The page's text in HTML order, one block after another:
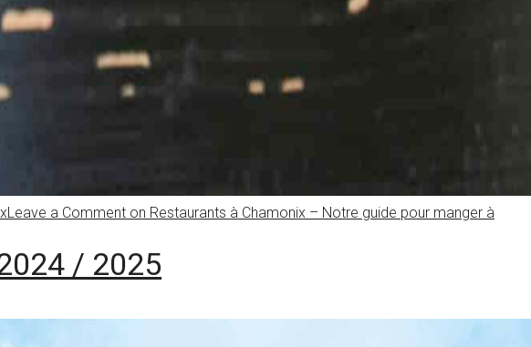
Leave a Comment on Restaurants à Chamonix – Notre guide pour manger à
/ 2025